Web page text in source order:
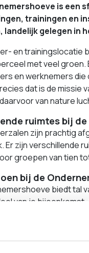
is een
trainingen en
landelijk gelegen in
en trainingslocatie
met veel groen.
en werknemers die
dat is de missie
van nature
ruimtes bij
zijn prachtig
Er zijn verschillende
groepen van tien
bij de
biedt tal
van je